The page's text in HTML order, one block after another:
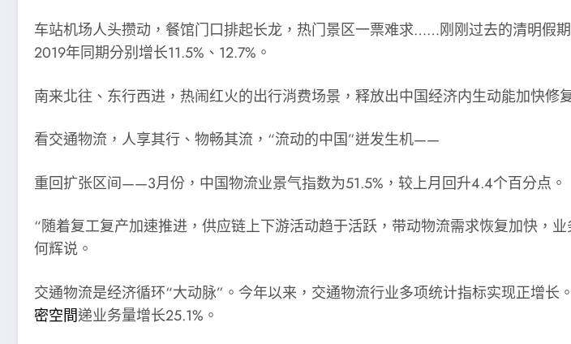
车站机场人头攒动，餐馆门口排起长龙，热门景区一票难求……刚刚过去的清明假
2019年同期分别增长11.5%、12.7%。
南来北往、东行西进，热闹红火的出行消费场景，释放出中国经济内生动能加快修
看交通物流，人享其行、物畅其流，“流动的中国”迸发生机——
重回扩张区间——3月份，中国物流业景气指数为51.5%，较上月回升4.4个百分点。
“随着复工复产加速推进，供应链上下游活动趋于活跃，带动物流需求恢复加快，
何辉说。
交通物流是经济循环“大动脉”。今年以来，交通物流行业多项统计指标实现正增
密空間递业务量增长25.1%。